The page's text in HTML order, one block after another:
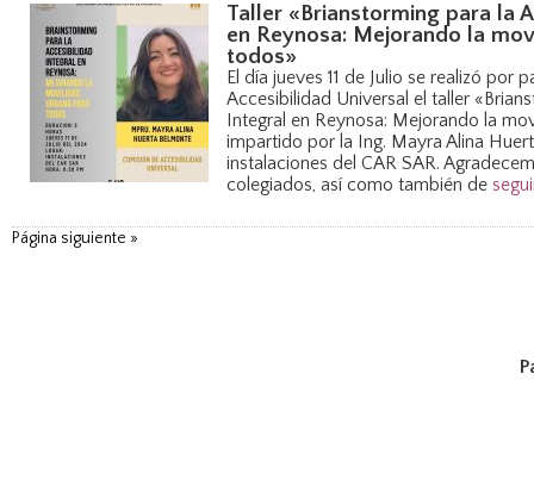
Taller «Brianstorming para la
en Reynosa: Mejorando la
todos»
El día jueves 11 de Julio se realizó por
Accesibilidad Universal el taller
Integral en Reynosa: Mejorando la
impartido por la Ing. Mayra Alina
instalaciones del CAR SAR.
colegiados, así como también de
Página siguiente »